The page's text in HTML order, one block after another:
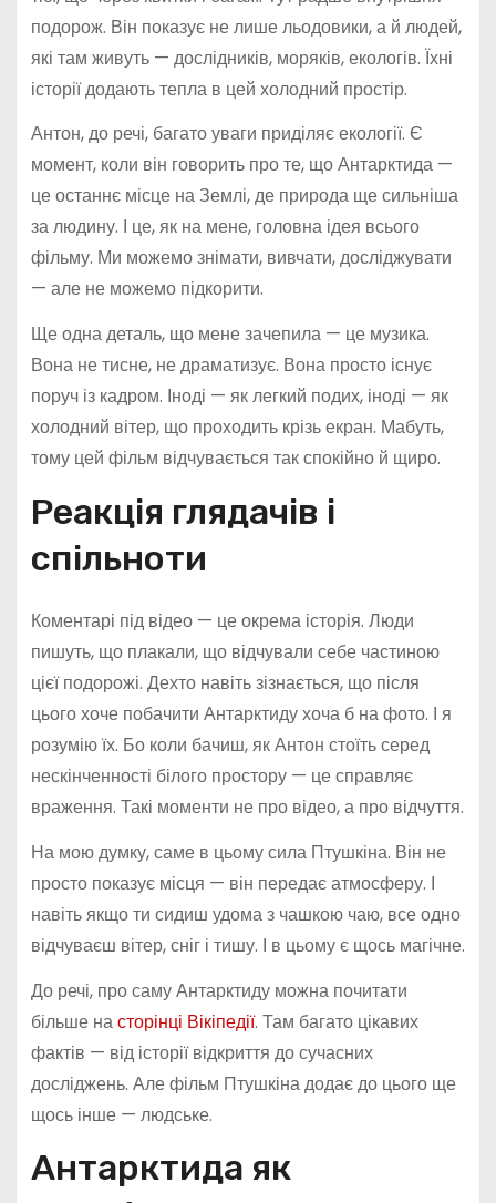
подорож. Він показує не лише льодовики, а й людей,
які там живуть — дослідників, моряків, екологів. Їхні
історії додають тепла в цей холодний простір.
Антон, до речі, багато уваги приділяє екології. Є
момент, коли він говорить про те, що Антарктида —
це останнє місце на Землі, де природа ще сильніша
за людину. І це, як на мене, головна ідея всього
фільму. Ми можемо знімати, вивчати, досліджувати
— але не можемо підкорити.
Ще одна деталь, що мене зачепила — це музика.
Вона не тисне, не драматизує. Вона просто існує
поруч із кадром. Іноді — як легкий подих, іноді — як
холодний вітер, що проходить крізь екран. Мабуть,
тому цей фільм відчувається так спокійно й щиро.
Реакція глядачів і
спільноти
Коментарі під відео — це окрема історія. Люди
пишуть, що плакали, що відчували себе частиною
цієї подорожі. Дехто навіть зізнається, що після
цього хоче побачити Антарктиду хоча б на фото. І я
розумію їх. Бо коли бачиш, як Антон стоїть серед
нескінченності білого простору — це справляє
враження. Такі моменти не про відео, а про відчуття.
На мою думку, саме в цьому сила Птушкіна. Він не
просто показує місця — він передає атмосферу. І
навіть якщо ти сидиш удома з чашкою чаю, все одно
відчуваєш вітер, сніг і тишу. І в цьому є щось магічне.
До речі, про саму Антарктиду можна почитати
більше насторінці Вікіпедії. Там багато цікавих
фактів — від історії відкриття до сучасних
досліджень. Але фільм Птушкіна додає до цього ще
щось інше — людське.
Антарктида як